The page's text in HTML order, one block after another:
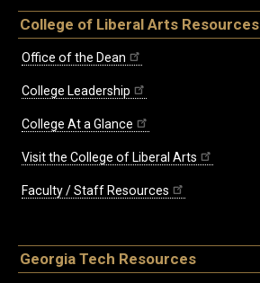
College of Liberal Arts Resources
Office of the Dean
College Leadership
College At a Glance
Visit the College of Liberal Arts
Faculty / Staff Resources
Georgia Tech Resources